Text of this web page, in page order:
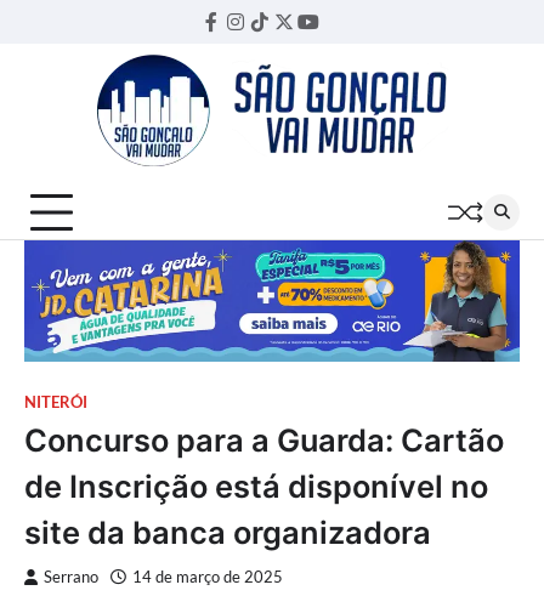
Facebook
Instagram
TikTok
TwitterYouTube
NITERÓI
Concurso para a Guarda: Cartão
de Inscrição está disponível no
site da banca organizadora
Serrano 14 de março de 2025